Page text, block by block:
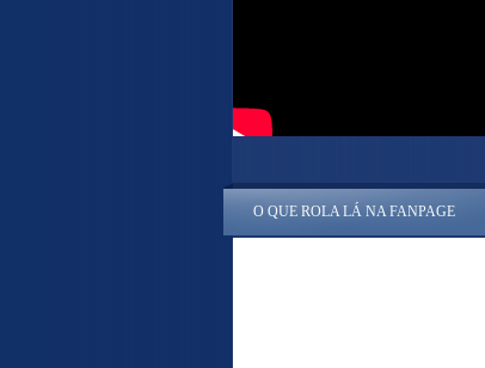
O QUE ROLA LÁ NA FANPAGE